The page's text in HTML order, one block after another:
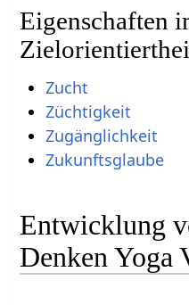
Eigenschaften
Zucht
Züchtigkeit
Zugänglichkeit
Zukunftsglaube
Entwicklung
Denken Yoga